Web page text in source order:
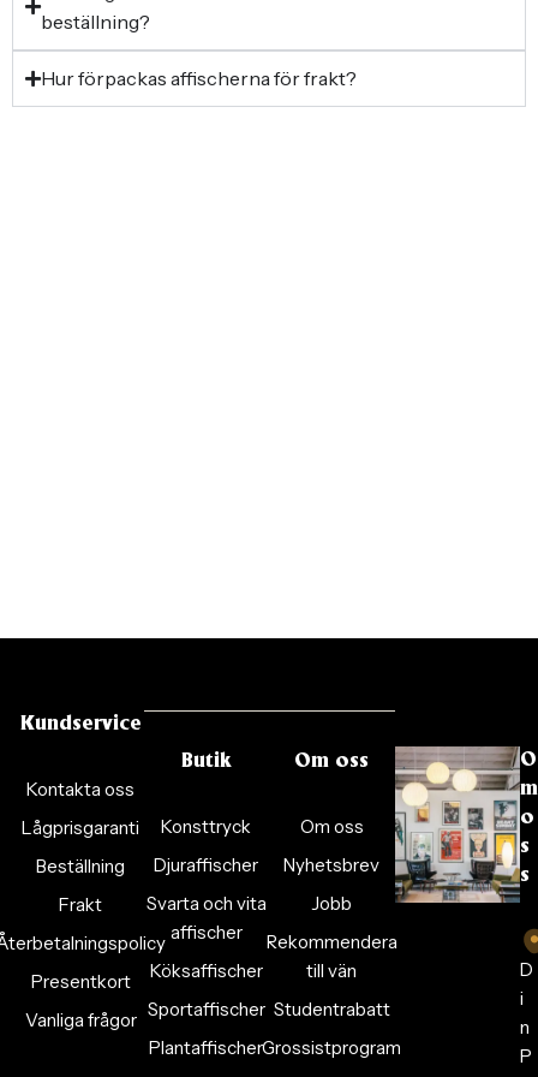
beställning?
Hur förpackas affischerna för frakt?
Kundservice
Kontakta oss
Lågprisgaranti
Beställning
Frakt
Presentkort
Vanliga frågor
Butik
Konsttryck
Djuraffischer
Svarta och vita
affischer
Köksaffischer
Sportaffischer
Plantaffischer
Om oss
Om oss
Nyhetsbrev
Jobb
Rekommendera
till vän
Studentrabatt
Grossistprogram
O
m
o
s
s
D
i
n
P